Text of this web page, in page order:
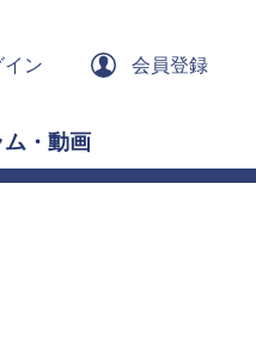
イン 会員登録
ム・動画